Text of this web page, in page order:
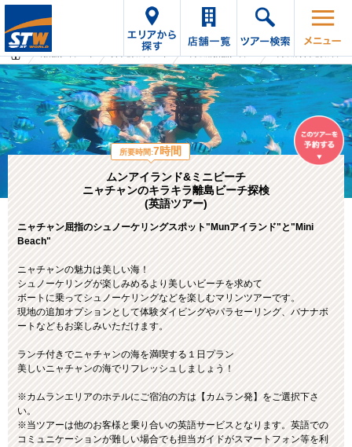
ムンアイランド&ミニビーチ
ニャチャンのキラキラ離島ビーチ探検
(英語ツアー)
ニャチャン屈指のシュノーケリングスポット"Munアイランド"と"Mini
Beach"
ニャチャンの魅力は美しい海！
シュノーケリングが楽しみめるより美しいビーチを求めて
ボートに乗ってシュノーケリングなどを楽しむマリンツアーです。
現地の追加オプションとして体験ダイビングやパラセーリング、バナナボ
ートなどもお楽しみいただけます。
ランチ付きでニャチャンの海を満喫する１日プラン
美しいニャチャンの海でリフレッシュしましょう！
※カムランエリアのホテルにご宿泊の方は【カムラン発】をご選択下さ
い。
※当ツアーは他のお客様と乗り合いの英語サービスとなります。英語での
コミュニケーションが難しい場合でも担当ガイドがスマートフォン等を利
所要時間:7時間